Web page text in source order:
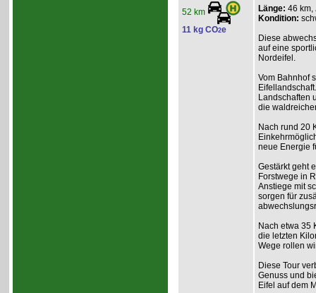
52 km
11 kg CO2e
Länge: 46 km,
Kondition:
Diese
auf eine
Nordeifel.
Vom Bahnhof
Landschaften
die
Nach rund 20
neue Energie
Gestärkt geht
Forstwege in
Anstiege mit
sorgen für
Nach etwa 35
die letzten
Wege rollen
Diese Tour
Genuss und
Eifel auf dem